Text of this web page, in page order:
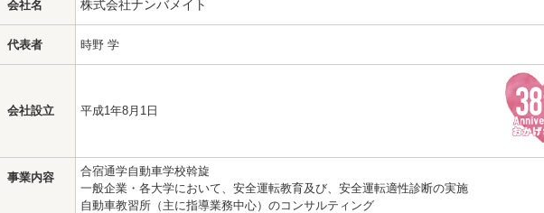
会社名 株式会社ナンバメイト
代表者 時野 学
会社設立 平成1年8月1日
事業内容
合宿通学自動車学校斡旋
一般企業・各大学において、安全運転教育及び、安全運転適性診断の実施
自動車教習所（主に指導業務中心）のコンサルティング